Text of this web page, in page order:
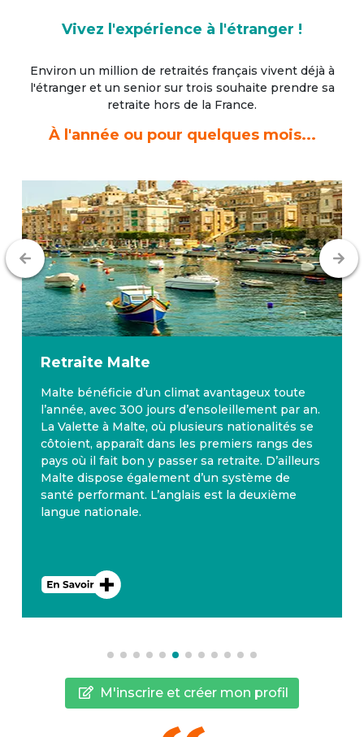
Vivez l'expérience à l'étranger !
Environ un million de retraités français vivent déjà à
l'étrangeret un senior sur trois souhaite prendre sa
retraite hors de la France.
À l'année ou pour quelques mois...
Retraite Malte
Malte bénéficie d’un climat avantageux toute
l’année, avec 300 jours d’ensoleillement par an.
La Valette à Malte, où plusieurs nationalités se
côtoient, apparaît dans les premiers rangs des
pays où il fait bon y passer sa retraite. D’ailleurs
Malte dispose également d’un système de
santé performant. L’anglais est la deuxième
langue nationale.
M'inscrire et créer mon profil